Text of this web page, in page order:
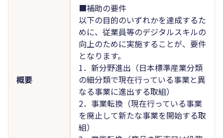
概要
■補助の要件
以下の目的のいずれかを達成するた
めに、従業員等のデジタルスキルの
向上のために実施することが、要件
となります。
1．新分野進出（日本標準産業分類
の細分類で現在行っている事業と異
なる事業に進出する取組）
2．事業転換（現在行っている事業
を廃止して新たな事業を開始する取
組）